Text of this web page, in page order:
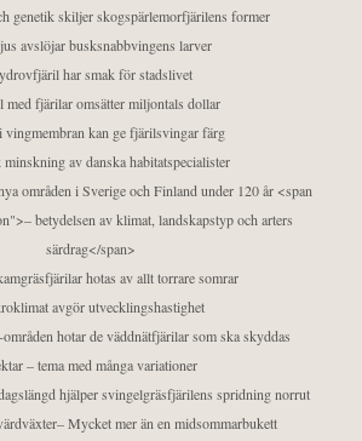
genetik skiljer skogspärlemorfjärilens former
avslöjar busksnabbvingens larver
har smak för stadslivet
med fjärilar omsätter miljontals dollar
vingmembran kan ge fjärilsvingar färg
av danska habitatspecialister
områden i Sverige och Finland under 120 år <span
betydelsen av klimat, landskapstyp och arters
särdrag</span>
hotas av allt torrare somrar
avgör utvecklingshastighet
hotar de väddnätfjärilar som ska skyddas
– tema med många variationer
hjälper svingelgräsfjärilens spridning norrut
Mycket mer än en midsommarbukett